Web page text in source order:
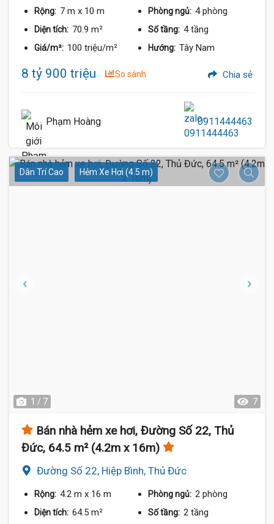
Rộng: 7 m x 10 m Phòng ngủ: 4 phòng
Diện tích: 70.9 m² Số tầng: 4 tầng
Giá/m²: 100 triệu/m² Hướng: Tây Nam
8 tỷ 900 triệu So sánh Chia sẻ
Phạm Hoàng 0911444463
Dân Trí Cao Hẻm Xe Hơi (4.5 m)
1 / 7 7
Bán nhà hẻm xe hơi, Đường Số 22, Thủ
Đức, 64.5 m² (4.2m x 16m)
Đường Số 22, Hiệp Bình, Thủ Đức
Rộng: 4.2 m x 16 m Phòng ngủ: 2 phòng
Diện tích: 64.5 m² Số tầng: 2 tầng